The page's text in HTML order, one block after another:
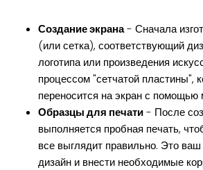
Создание экрана- Сначала
(или сетка), соответствующий
логотипа или произведения
процессом "сетчатой пластины",
переносится на экран с помощью
Образцы для печати- После
выполняется пробная печать,
все выглядит правильно. Это
дизайн и внести необходимые